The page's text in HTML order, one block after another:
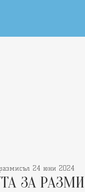
24 юни 2024
ЗА